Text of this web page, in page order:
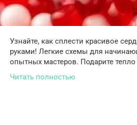
Узнайте, как сплести красивое
руками! Легкие схемы для
опытных мастеров. Подарите
Читать полностью